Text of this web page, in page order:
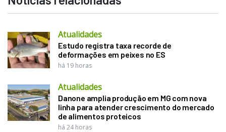
Atualidades
Estudo registra taxa recorde de
deformações em peixes no ES
há 19 horas
Atualidades
Danone amplia produção em MG com nova
linha para atender crescimento do mercado
de alimentos proteicos
há 24 horas